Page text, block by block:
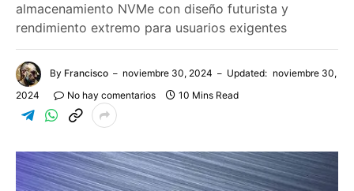
almacenamiento NVMe con diseño futurista y
rendimiento extremo para usuarios exigentes
By Francisco noviembre 30, 2024 Updated: noviembre 30,
2024
No hay comentarios 10 Mins Read